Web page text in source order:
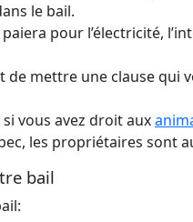
le bail.
pour l’électricité,
de mettre une clause qui
vous avez droit aux
les propriétaires sont
bail